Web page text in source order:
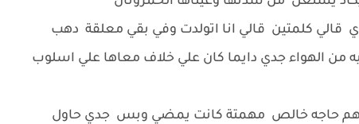
قالي كلمتين قالي انا اتولدت وفي بقي معلقة دهب
من الهواء جدي دايما كان علي خلاف معاها علي اسلوب
حاجه خالص مهمتة كانت يمضي وبس جدي حاول